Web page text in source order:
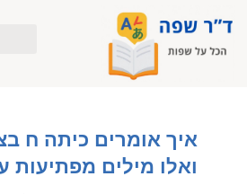
לתוכן
איך אומרים כיתה ח
ואלו מילים מפתיעות